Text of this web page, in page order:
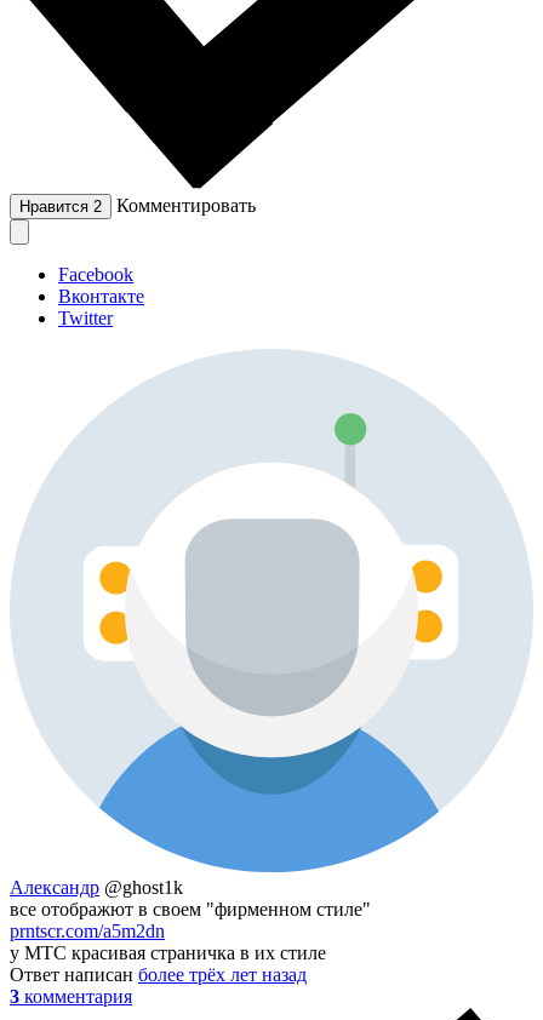
Нравится 2 Комментировать
Facebook
Вконтакте
Twitter
Александр @ghost1k
все отображют в своем "фирменном стиле"
prntscr.com/a5m2dn
у МТС красивая страничка в их стиле
Ответ написан более трёх лет назад
3 комментария